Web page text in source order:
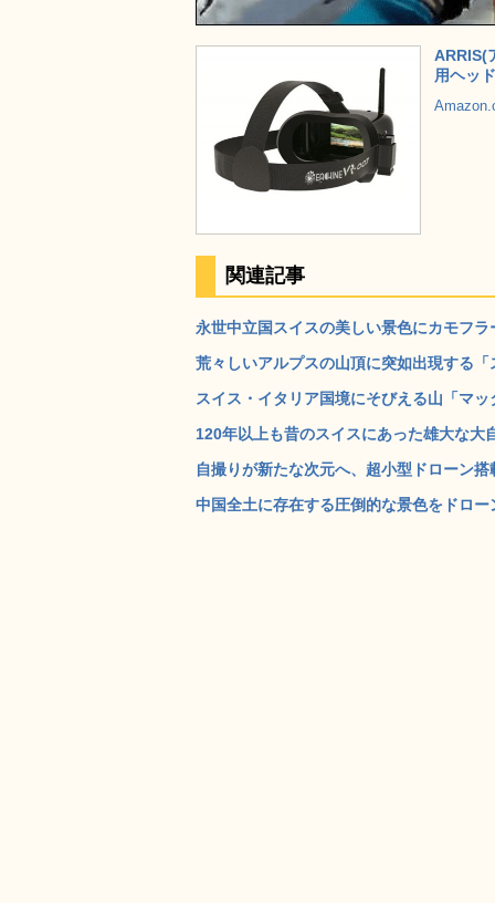
ARRIS(
用ヘッ
関連記事
永世中立国スイスの美しい景色にカモフ
荒々しいアルプスの山頂に突如出現する
スイス・イタリア国境にそびえる山「マ
120年以上も昔のスイスにあった雄大な
自撮りが新たな次元へ、超小型ドローン
中国全土に存在する圧倒的な景色をドロ